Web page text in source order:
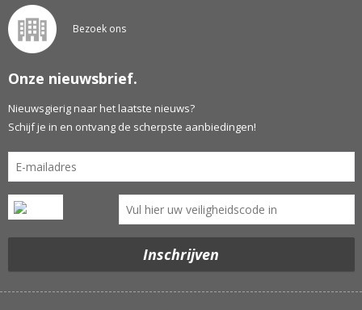
Bezoek ons
Onze nieuwsbrief.
Nieuwsgierig naar het laatste nieuws?
Schijf je in en ontvang de scherpste aanbiedingen!